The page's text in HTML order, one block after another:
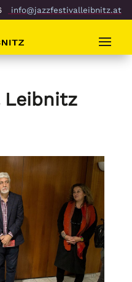
info@jazzfestivalleibnitz.at
Leibnitz